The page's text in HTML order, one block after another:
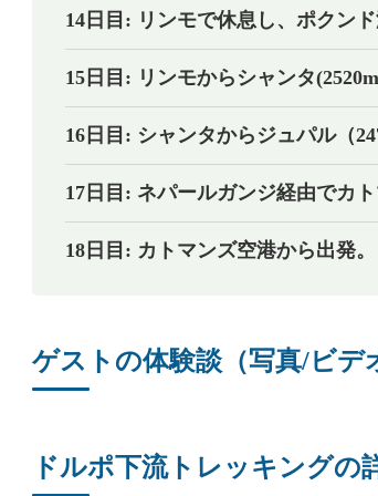
14日目: リンモで休息し、ポクンド
15日目: リンモからシャンタ
16日目: シャンタからジュパル（
17日目: ネパールガンジ経由でカト
18日目: カトマンズ空港から出発。
ゲストの体験談（写真/ビデ
ドルポ下流トレッキングの